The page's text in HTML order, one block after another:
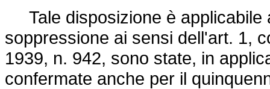
Tale disposizione è applicabile
soppressione ai sensi dell'art. 1,
1939, n. 942, sono state, in
confermate anche per il